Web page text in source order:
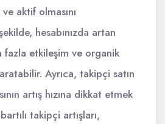
aktif olmasını
hesabınızda artan
fazla etkileşim ve organik
Ayrıca, takipçi satın
artış hızına dikkat etmek
takipçi artışları,